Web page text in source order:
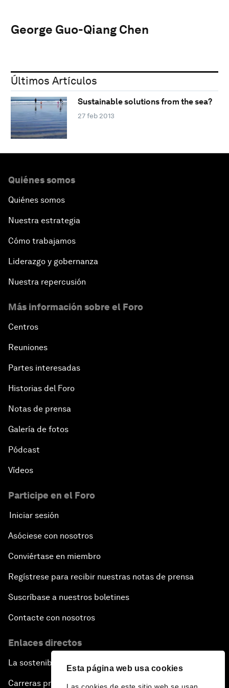
Esta página web usa cookies
George Guo-Qiang Chen
Últimos Artículos
Sustainable solutions from the sea?
27 feb 2013
Quiénes somos
Quiénes somos
Nuestra estrategia
Cómo trabajamos
Liderazgo y gobernanza
Nuestra repercusión
Más información sobre el Foro
Centros
Reuniones
Partes interesadas
Historias del Foro
Notas de prensa
Galería de fotos
Pódcast
Vídeos
Participe en el Foro
Iniciar sesión
Asóciese con nosotros
Conviértase en miembro
Regístrese para recibir nuestras notas de prensa
Suscríbase a nuestros boletines
Contacte con nosotros
Enlaces directos
La sostenibilidad en el Foro
Carreras profesionales